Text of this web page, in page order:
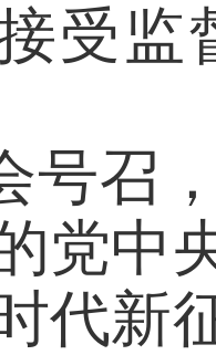
受监
号召
党中
代新